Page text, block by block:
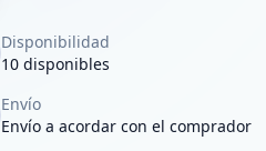
Disponibilidad
10 disponibles
Envío
Envío a acordar con el comprador